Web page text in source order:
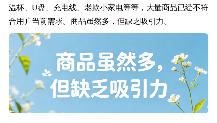
温杯、U盘、充电线、老款小家电等等，大量商品已经不符
合用户当前需求。商品虽然多，但缺乏吸引力。